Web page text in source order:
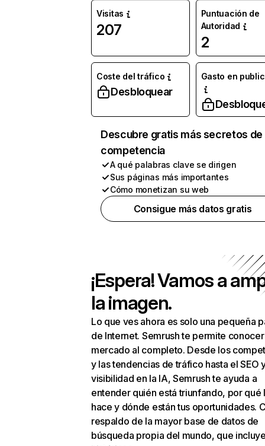
Visitas
207
Puntuación de
Autoridad
2
Coste del tráfico
Desbloquear
Gasto en
Descubre gratis más secretos de
competencia
A qué palabras clave se dirigen
Sus páginas más importantes
Cómo monetizan su web
Consigue más datos gratis
¡Espera! Vamos a
la imagen.
Lo que ves ahora es solo una pequeña
de Internet. Semrush te permite
mercado al completo. Desde los
y las tendencias de tráfico hasta el SEO
visibilidad en la IA, Semrush te ayuda a
entender quién está triunfando, por qué
hace y dónde están tus oportunidades.
respaldo de la mayor base de datos de
búsqueda propia del mundo, que